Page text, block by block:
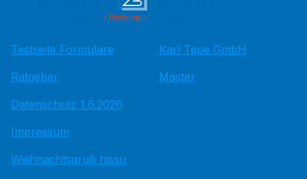
Testseite Formulare
Ratgeber
Datenschutz 1.6.2026
Impressum
Weihnachtsgruß hissu
Karl Tepe GmbH
Master